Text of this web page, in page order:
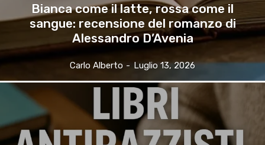
Bianca come il latte, rossa come il
sangue: recensione del romanzo di
Alessandro D’Avenia
Carlo Alberto - Luglio 13, 2026